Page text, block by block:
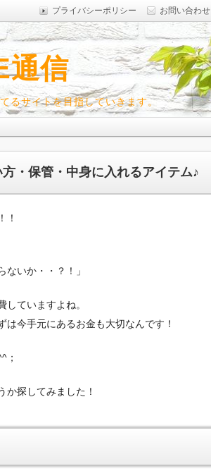
お問い合わせ
プライバシーポリシー
通信
るサイトを目指していきます。
・保管・中身に入れるアイテム♪
！
ないか・・？！」
ていますよね。
今手元にあるお金も大切なんです！
；
か探してみました！